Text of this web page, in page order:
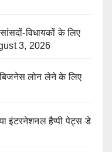
विधायकों के लिए
3, 2026
बिजनेस लोन लेने के लिए
इंटरनेशनल हैप्पी पेट्स डे